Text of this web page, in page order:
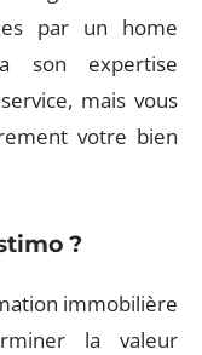
par un home
son expertise
mais vous
votre bien
?
immobilière
la valeur